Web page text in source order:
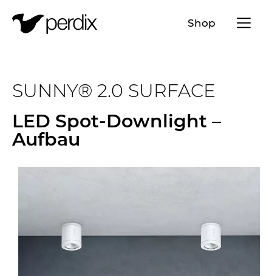
Shop Menü
SUNNY® 2.0 SURFACE
LED Spot-Downlight –
Aufbau